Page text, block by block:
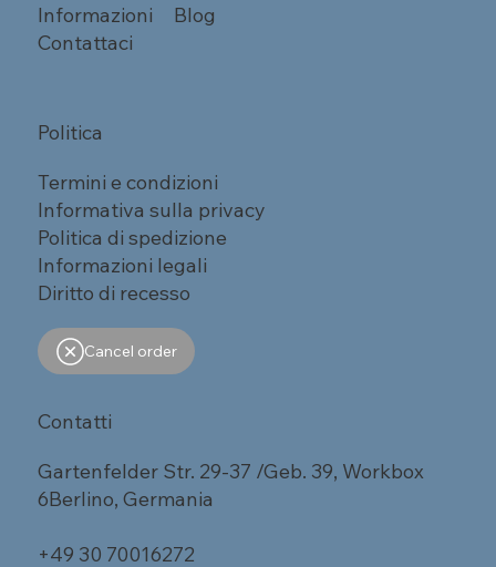
Informazioni
Blog
Contattaci
Politica
Termini e condizioni
Informativa sulla privacy
Politica di spedizione
Informazioni legali
Diritto di recesso
Cancel order
Contatti
Gartenfelder Str. 29-37 /Geb. 39, Workbox
6Berlino, Germania
+49 30 70016272